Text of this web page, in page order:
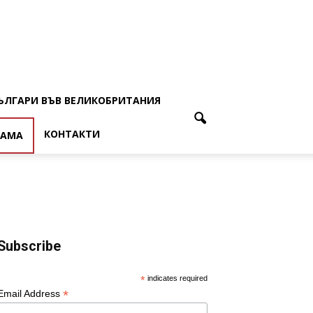
ВЪВ ВЕЛИКОБРИТАНИЯ
КОНТАКТИ
* indicates required
Address *